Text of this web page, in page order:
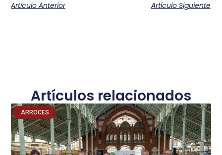
Artículo Anterior Artículo Siguiente
Artículos relacionados
ARROCES